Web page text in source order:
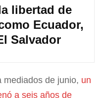
libertad de
Ecuador,
Salvador
mediados de junio, un
a seis años de